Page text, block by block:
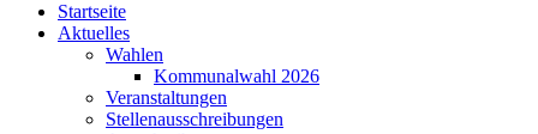
Startseite
Aktuelles
Wahlen
Kommunalwahl 2026
Veranstaltungen
Stellenausschreibungen